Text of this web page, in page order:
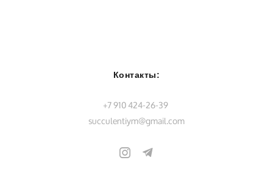
Контакты:
+7 910 424-26-39
succulentiym@gmail.com